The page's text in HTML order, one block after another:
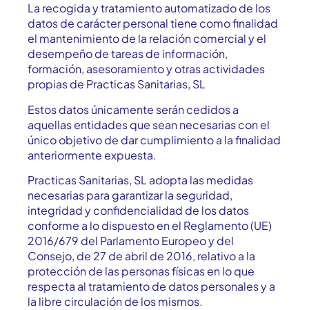
La recogida y tratamiento automatizado de los
datos de carácter personal tiene como finalidad
el mantenimiento de la relación comercial y el
desempeño de tareas de información,
formación, asesoramiento y otras actividades
propias de Practicas Sanitarias, SL
Estos datos únicamente serán cedidos a
aquellas entidades que sean necesarias con el
único objetivo de dar cumplimiento a la finalidad
anteriormente expuesta.
Practicas Sanitarias, SL adopta las medidas
necesarias para garantizar la seguridad,
integridad y confidencialidad de los datos
conforme a lo dispuesto en el Reglamento (UE)
2016/679 del Parlamento Europeo y del
Consejo, de 27 de abril de 2016, relativo a la
protección de las personas físicas en lo que
respecta al tratamiento de datos personales y a
la libre circulación de los mismos.